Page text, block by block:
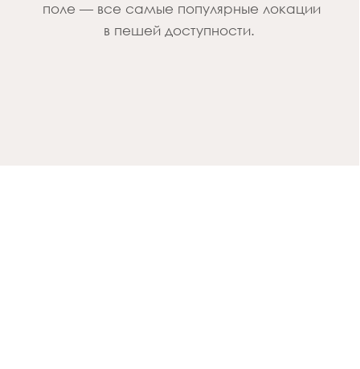
связаться с нами
Вы можете